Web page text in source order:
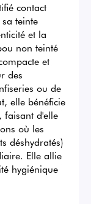
contact
teinte
et la
non teinté
et
des
ou de
elle bénéficie
faisant d'elle
où les
déshydratés)
Elle allie
hygiénique